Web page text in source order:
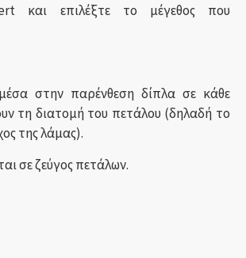
και επιλέξτε το μέγεθος που
στην παρένθεση δίπλα σε κάθε
τη διατομή του πετάλου (δηλαδή το
της λάμας).
σε ζεύγος πετάλων.